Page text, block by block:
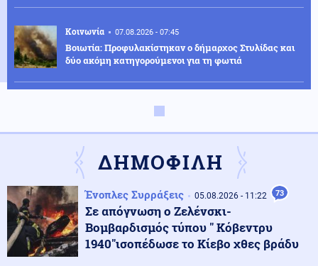
Κοινωνία 07.08.2026 - 07:45
Βοιωτία: Προφυλακίστηκαν ο δήμαρχος Στυλίδας και
δύο ακόμη κατηγορούμενοι για τη φωτιά
07.08.2026 - 07:45
και αυτοκτόνησε – Υπάρχουν νεκροί και τραυματίες
Οικονομία
Το τέλος των μνημονίων: Η Ευρώπη αποσύρει την
εποπτεία και ελευθερώνει τον εθνικό σχεδιασμό για
την οικονομία
Κοινωνία
ΔΗΜΟΦΙΛΗ
Ένοπλες Συρράξεις 05.08.2026 - 11:22 73
Σε απόγνωση ο Ζελένσκι-
Βομβαρδισμός τύπου " Κόβεντρυ
1940"ισοπέδωσε το Κίεβο χθες βράδυ